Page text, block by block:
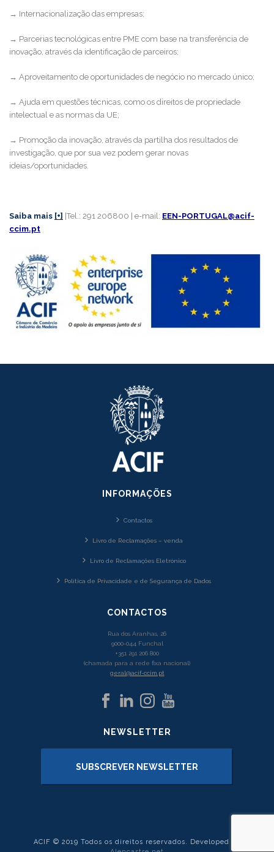
→ Internacionalização das empresas;
→ Parcerias tecnológicas entre PME com base na transferência de
inovação, através da identificação de parceiros;
→ Aproveitamento de oportunidades de negócio no mercado único;
→ Ajuda em questões técnicas, como os direitos de propriedade
intelectual e as normas da UE;
→ Promoção da inovação, através da partilha dos resultados de
investigação, que por sua vez podem gerar novas
ideias/oportunidades.
Saiba mais [+] |Tel.: 291 206800 | e-mail: EEN-PORTUGAL@acif-
ccim.pt
INFORMAÇÕES
Contactos
Livro de Reclamações – venda
Livro de Reclamações Eletrónico
Política de Privacidade e de Segurança de Dados
CONTACTOS
Rua dos Aranhas, 26
9000-044 Funchal
+351 291 206 800
(chamada para a rede fixa nacional)
geral@acif-ccim.pt
NEWSLETTER
SUBSCREVER NEWSLETTER
ACIF © 2019 Todos os direitos reservados. Developed by